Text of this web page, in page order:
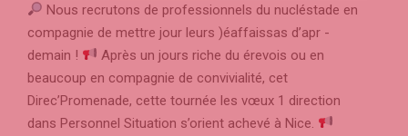
Nous recrutons de professionnels du nucléstade en
compagnie de mettre jour leurs )éaffaissas d’apr -
demain !
Après un jours riche du érevois ou en
beaucoup en compagnie de convivialité, cet
Direc’Promenade, cette tournée les vœux 1 direction
dans Personnel Situation s’orient achevé à Nice.